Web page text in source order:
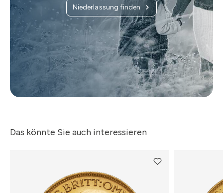
Niederlassung finden
Das könnte Sie auch interessieren